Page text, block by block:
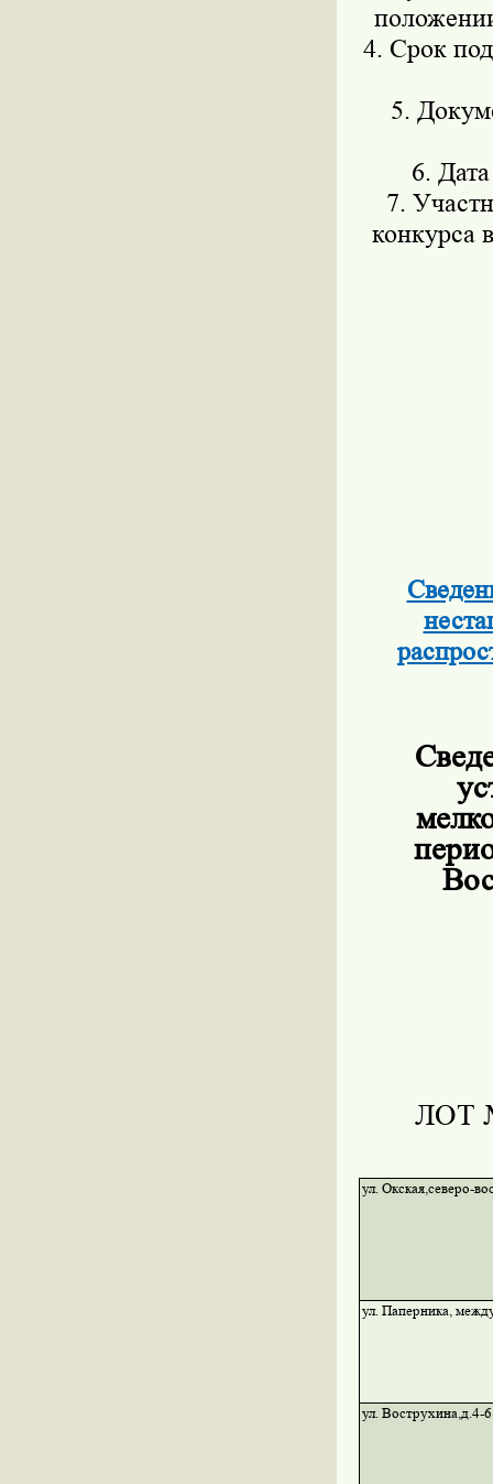
4. Срок
5.
6.
7.
конкурса
ЛОТ
ул. Окская,северо-
ул. Паперника,
ул. Вострухина,д.4-6